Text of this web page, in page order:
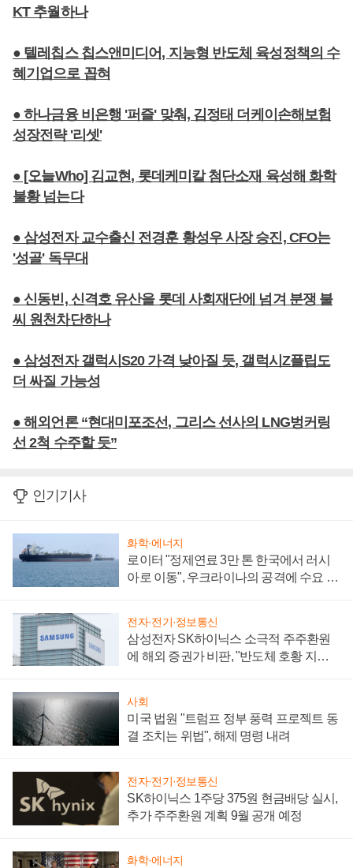
KT 추월하나
● 텔레칩스 칩스앤미디어, 지능형 반도체 육성정책의 수
혜기업으로 꼽혀
● 하나금융 비은행 '퍼즐' 맞춰, 김정태 더케이손해보험
성장전략 '리셋'
● [오늘Who] 김교현, 롯데케미칼 첨단소재 육성해 화학
불황 넘는다
● 삼성전자 교수출신 전경훈 황성우 사장 승진, CFO는
'성골' 독무대
● 신동빈, 신격호 유산을 롯데 사회재단에 넘겨 분쟁 불
씨 원천차단하나
● 삼성전자 갤럭시S20 가격 낮아질 듯, 갤럭시Z플립도
더 싸질 가능성
● 해외언론 “현대미포조선, 그리스 선사의 LNG벙커링
선 2척 수주할 듯”
인기기사
화학·에너지
로이터 "정제연료 3만 톤 한국에서 러시
아로 이동", 우크라이나의 공격에 수요 늘
전자·전기·정보통신
삼성전자 SK하이닉스 소극적 주주환원
에 해외 증권가 비판, "반도체 호황 지속
사회
미국 법원 "트럼프 정부 풍력 프로젝트 동
결 조치는 위법", 해제 명령 내려
전자·전기·정보통신
SK하이닉스 1주당 375원 현금배당 실시,
추가 주주환원 계획 9월 공개 예정
화학·에너지